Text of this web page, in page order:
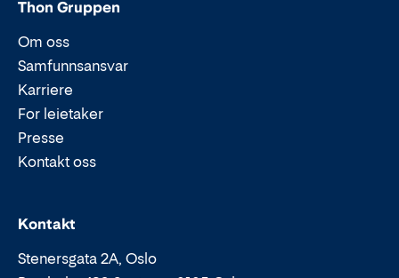
Thon Gruppen
Om oss
Samfunnsansvar
Karriere
For leietaker
Presse
Kontakt oss
Kontakt
Stenersgata 2A, Oslo
Epost:
Telefon: